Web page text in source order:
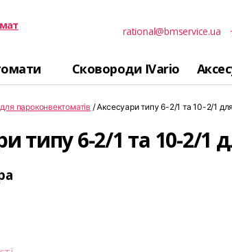
rational@bmservice.ua
Сковороди IVario
пароконвектоматів / Аксесуари типу 6-2/1 та 10-2/1
типу 6-2/1 та 10-2/1